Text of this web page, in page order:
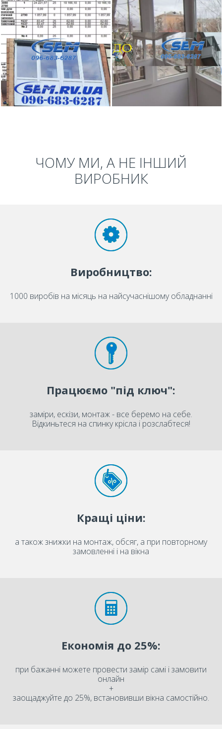
ЧОМУ МИ, А НЕ ІНШИЙ
ВИРОБНИК
Виробництво:
1000 виробів на місяць на найсучаснішому обладнанні
Працюємо "під ключ":
заміри, ескізи, монтаж - все беремо на себе.
Відкиньтеся на спинку крісла і розслабтеся!
Кращі ціни:
а також знижки на монтаж, обсяг, а при повторному
замовленні і на вікна
Економія до 25%:
при бажанні можете провести замір самі і замовити
онлайн
+
заощаджуйте до 25%, встановивши вікна самостійно.